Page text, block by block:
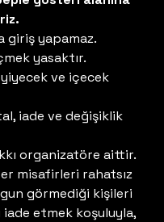
giriş yapamaz.
yasaktır.
yiyecek ve içecek
iade ve değişiklik
organizatöre aittir.
misafirleri rahatsız
görmediği kişileri
etmek koşuluyla,